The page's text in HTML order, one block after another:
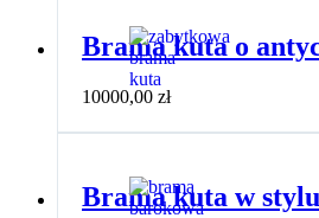
Brama kuta o
10000,00 zł
Brama kuta w